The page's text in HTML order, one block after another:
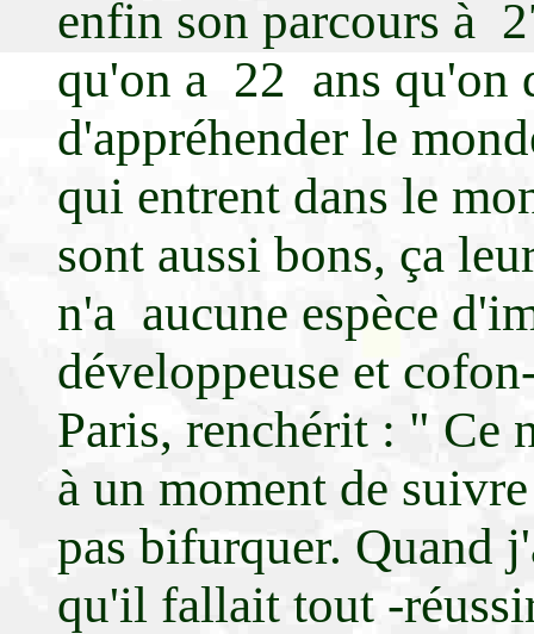
enfin son parcours à
qu'on a 22 ans qu'on
d'appréhender le
qui entrent dans le
sont aussi bons, ça
n'a aucune espèce
développeuse et
Paris, renchérit : " Ce
à un moment de
pas bifurquer. Quand
qu'il fallait tout -